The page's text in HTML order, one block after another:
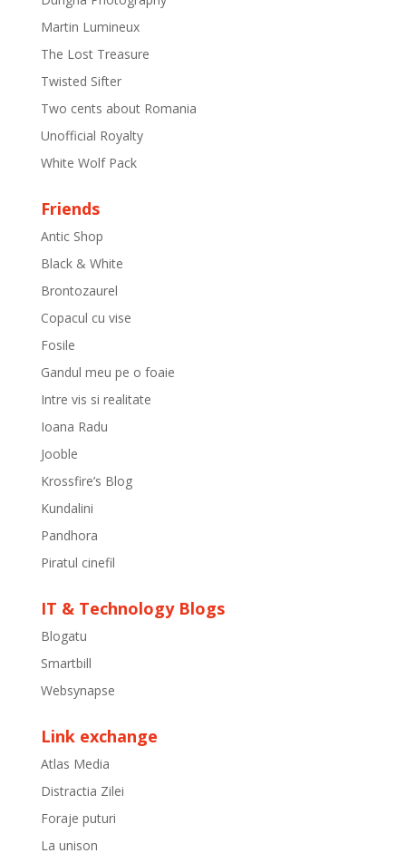
Martin Lumineux
The Lost Treasure
Twisted Sifter
Two cents about Romania
Unofficial Royalty
White Wolf Pack
Friends
Antic Shop
Black & White
Brontozaurel
Copacul cu vise
Fosile
Gandul meu pe o foaie
Intre vis si realitate
Ioana Radu
Jooble
Krossfire’s Blog
Kundalini
Pandhora
Piratul cinefil
IT & Technology Blogs
Blogatu
Smartbill
Websynapse
Link exchange
Atlas Media
Distractia Zilei
Foraje puturi
La unison